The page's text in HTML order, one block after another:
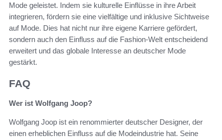
Mode geleistet. Indem sie kulturelle Einflüsse in ihre Arbeit
integrieren, fördern sie eine vielfältige und inklusive Sichtweise
auf Mode. Dies hat nicht nur ihre eigene Karriere gefördert,
sondern auch den Einfluss auf die Fashion-Welt entscheidend
erweitert und das globale Interesse an deutscher Mode
gestärkt.
FAQ
Wer ist Wolfgang Joop?
Wolfgang Joop ist ein renommierter deutscher Designer, der
einen erheblichen Einfluss auf die Modeindustrie hat. Seine